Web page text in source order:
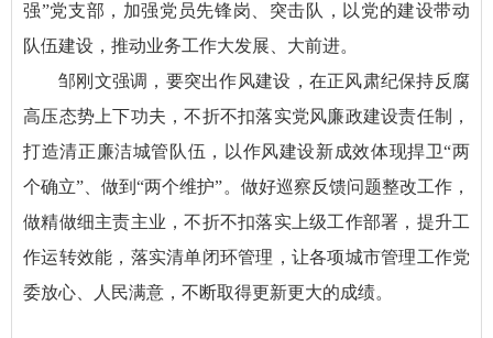
强”党支部，加强党员先锋岗、突击队，以党的建设带动
队伍建设，推动业务工作大发展、大前进。
邹刚文强调，要突出作风建设，在正风肃纪保持反腐
高压态势上下功夫，不折不扣落实党风廉政建设责任制，
打造清正廉洁城管队伍，以作风建设新成效体现捍卫“两
个确立”、做到“两个维护”。做好巡察反馈问题整改工作，
做精做细主责主业，不折不扣落实上级工作部署，提升工
作运转效能，落实清单闭环管理，让各项城市管理工作党
委放心、人民满意，不断取得更新更大的成绩。